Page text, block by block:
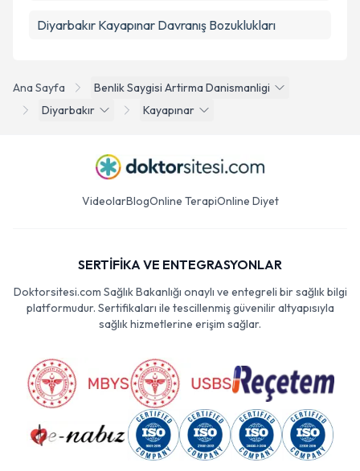
Ana Sayfa
Benlik Saygisi Artirma Danismanligi
Diyarbakır
Kayapınar
Diyarbakır Kayapınar Davranış Bozuklukları
VideolarBlogOnline TerapiOnline Diyet
SERTİFİKA VE ENTEGRASYONLAR
Doktorsitesi.com Sağlık Bakanlığı onaylı ve entegreli bir sağlık bilgi
platformudur. Sertifikaları ile tescillenmiş güvenilir altyapısıyla
sağlık hizmetlerine erişim sağlar.